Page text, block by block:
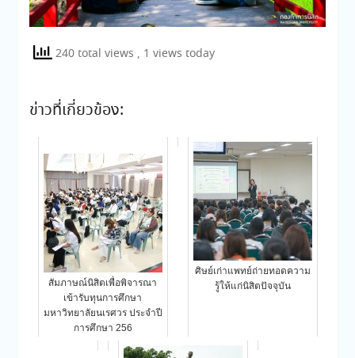
240 total views , 1 views today
ข่าวที่เกี่ยวข้อง:
สัมภาษณ์นิสิตเพื่อพิจารณา
เข้ารับทุนการศึกษา
มหาวิทยาลัยนเรศวร ประจำปี
การศึกษา 256
ศิษย์เก่าแพทย์ถ่ายทอดความ
รู้ให้แก่นิสิตปัจจุบัน